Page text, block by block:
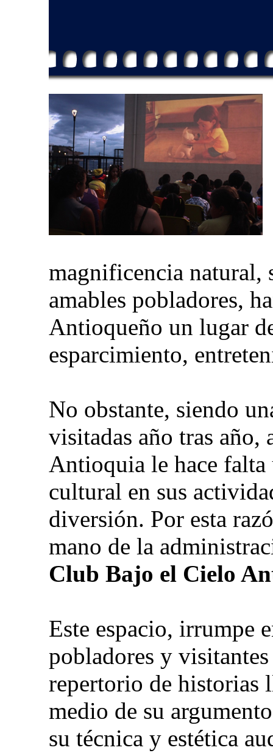
magnificencia natural,
amables pobladores,
Antioqueño un lugar
esparcimiento,
No obstante, siendo
visitadas año tras año,
Antioquia le hace
cultural en sus
diversión. Por esta
mano de la
Club Bajo el Cielo
Este espacio, irrumpe
pobladores y
repertorio de historias
medio de su
su técnica y estética